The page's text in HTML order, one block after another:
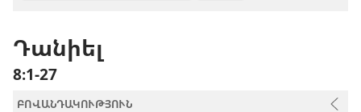
Դանիել
8։1-27
ԲՈՎԱՆԴԱԿՈՒԹՅՈՒՆ